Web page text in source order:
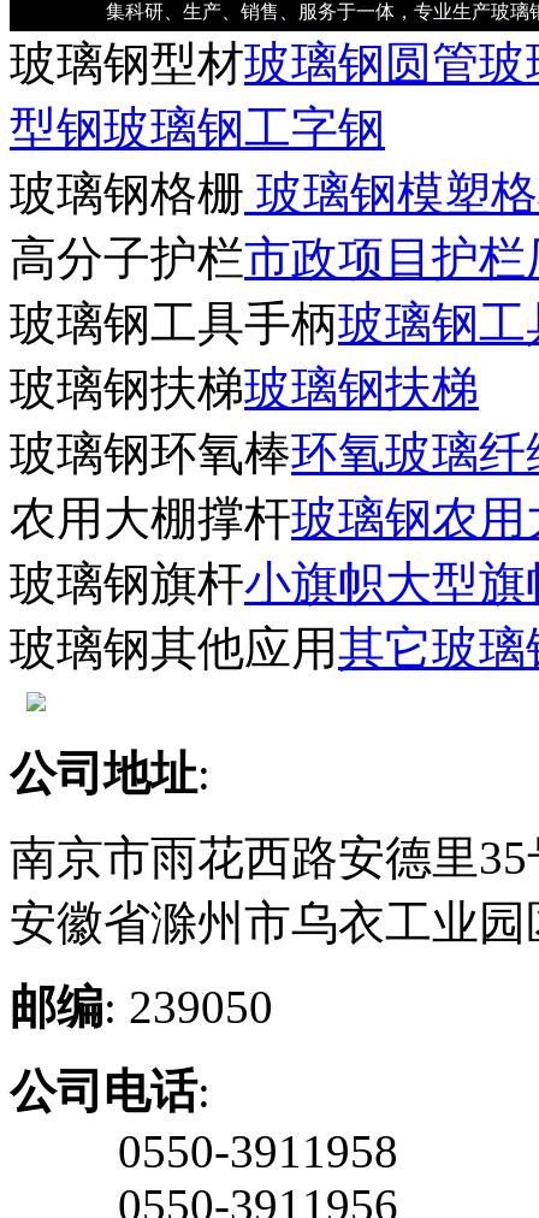
集科研、生产、销售、服务于一体，专业生产玻璃
玻璃钢型材玻璃钢圆管玻
型钢玻璃钢工字钢
玻璃钢格栅 玻璃钢模塑
高分子护栏市政项目护栏
玻璃钢工具手柄玻璃钢工
玻璃钢扶梯玻璃钢扶梯
玻璃钢环氧棒环氧玻璃纤
农用大棚撑杆玻璃钢农
玻璃钢旗杆小旗帜大型旗
玻璃钢其他应用其它玻璃
公司地址:
南京市雨花西路安德里
安徽省滁州市乌衣工业
邮编: 239050
公司电话:
0550-3911958
0550-3911956